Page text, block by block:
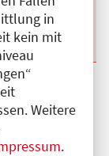
in
kein mit
Weitere
.